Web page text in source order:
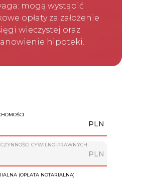
mogą wystąpić
opłaty za założenie
wieczystej oraz
hipoteki.
PLN
CZYNNOŚCI CYWILNO-PRAWNYCH
PLN
(OPŁATA NOTARIALNA)